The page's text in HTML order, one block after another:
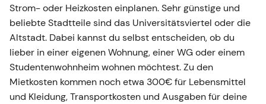
Strom- oder Heizkosten einplanen. Sehr günstige und
beliebte Stadtteile sind das Universitätsviertel oder die
Altstadt. Dabei kannst du selbst entscheiden, ob du
lieber in einer eigenen Wohnung, einer WG oder einem
Studentenwohnheim wohnen möchtest. Zu den
Mietkosten kommen noch etwa 300€ für Lebensmittel
und Kleidung, Transportkosten und Ausgaben für deine